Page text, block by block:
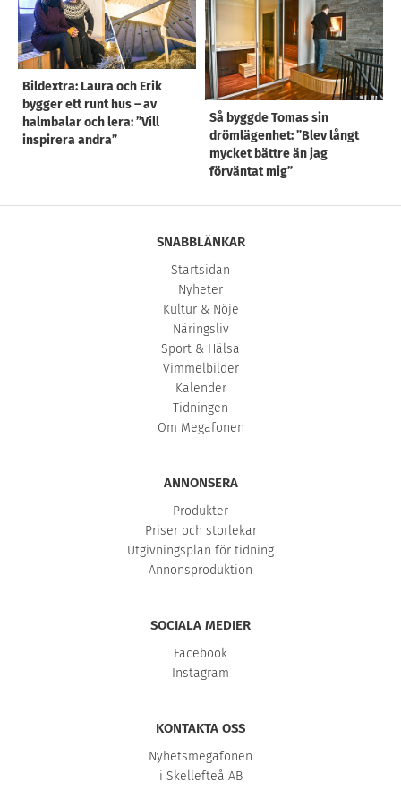
Bildextra: Laura och Erik
bygger ett runt hus – av
halmbalar och lera: ”Vill
inspirera andra”
Så byggde Tomas sin
drömlägenhet: ”Blev långt
mycket bättre än jag
förväntat mig”
SNABBLÄNKAR
Startsidan
Nyheter
Kultur & Nöje
Näringsliv
Sport & Hälsa
Vimmelbilder
Kalender
Tidningen
Om Megafonen
ANNONSERA
Produkter
Priser och storlekar
Utgivningsplan för tidning
Annonsproduktion
SOCIALA MEDIER
Facebook
Instagram
KONTAKTA OSS
Nyhetsmegafonen
i Skellefteå AB